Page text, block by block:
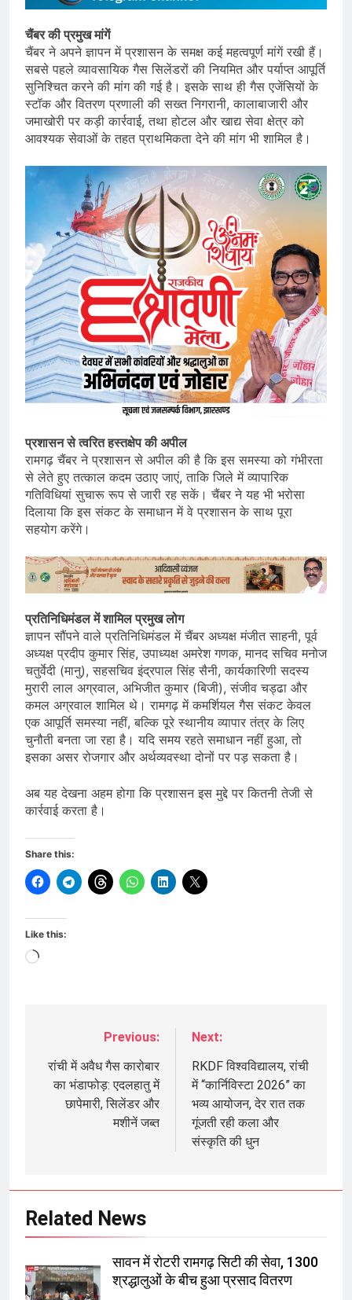
चैंबर की प्रमुख मांगें
चैंबर ने अपने ज्ञापन में प्रशासन के समक्ष कई महत्वपूर्ण मांगें रखी हैं।
सबसे पहले व्यावसायिक गैस सिलेंडरों की नियमित और पर्याप्त आपूर्ति
सुनिश्चित करने की मांग की गई है। इसके साथ ही गैस एजेंसियों के
स्टॉक और वितरण प्रणाली की सख्त निगरानी, कालाबाजारी और
जमाखोरी पर कड़ी कार्रवाई, तथा होटल और खाद्य सेवा क्षेत्र को
आवश्यक सेवाओं के तहत प्राथमिकता देने की मांग भी शामिल है।
प्रशासन से त्वरित हस्तक्षेप की अपील
रामगढ़ चैंबर ने प्रशासन से अपील की है कि इस समस्या को गंभीरता
से लेते हुए तत्काल कदम उठाए जाएं, ताकि जिले में व्यापारिक
गतिविधियां सुचारू रूप से जारी रह सकें। चैंबर ने यह भी भरोसा
दिलाया कि इस संकट के समाधान में वे प्रशासन के साथ पूरा
सहयोग करेंगे।
प्रतिनिधिमंडल में शामिल प्रमुख लोग
ज्ञापन सौंपने वाले प्रतिनिधिमंडल में चैंबर अध्यक्ष मंजीत साहनी, पूर्व
अध्यक्ष प्रदीप कुमार सिंह, उपाध्यक्ष अमरेश गणक, मानद सचिव मनोज
चतुर्वेदी (मानु), सहसचिव इंद्रपाल सिंह सैनी, कार्यकारिणी सदस्य
मुरारी लाल अग्रवाल, अभिजीत कुमार (बिजी), संजीव चड्ढा और
कमल अग्रवाल शामिल थे। रामगढ़ में कमर्शियल गैस संकट केवल
एक आपूर्ति समस्या नहीं, बल्कि पूरे स्थानीय व्यापार तंत्र के लिए
चुनौती बनता जा रहा है। यदि समय रहते समाधान नहीं हुआ, तो
इसका असर रोजगार और अर्थव्यवस्था दोनों पर पड़ सकता है।
अब यह देखना अहम होगा कि प्रशासन इस मुद्दे पर कितनी तेजी से
कार्रवाई करता है।
Share this:
Like this:
Loading…
navigation
Previous:
रांची में अवैध गैस कारोबार
का भंडाफोड़: एदलहातु में
छापेमारी, सिलेंडर और
मशीनें जब्त
Next:
RKDF विश्वविद्यालय, रांची
में “कार्निविस्टा 2026” का
भव्य आयोजन, देर रात तक
गूंजती रही कला और
संस्कृति की धुन
Related News
सावन में रोटरी रामगढ़ सिटी की सेवा, 1300
श्रद्धालुओं के बीच हुआ प्रसाद वितरण